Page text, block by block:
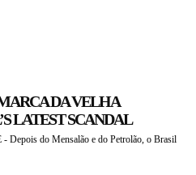
DA VELHA
LATEST SCANDAL
do Mensalão e do Petrolão, o Brasil